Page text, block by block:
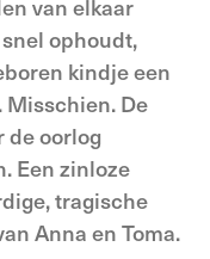
van elkaar
ophoudt,
kindje een
De
de oorlog
Een zinloze
tragische
Anna en Toma.